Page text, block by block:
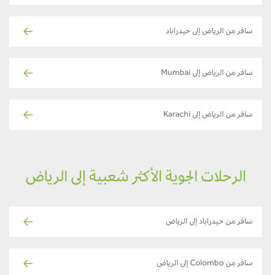
سافر من الرياض إلى حيدراباد
سافر من الرياض إلى Mumbai
سافر من الرياض إلى Karachi
الرحلات الجوية الأكثر شعبية إلى الرياض
سافر من حيدراباد إلى الرياض
سافر من Colombo إلى الرياض